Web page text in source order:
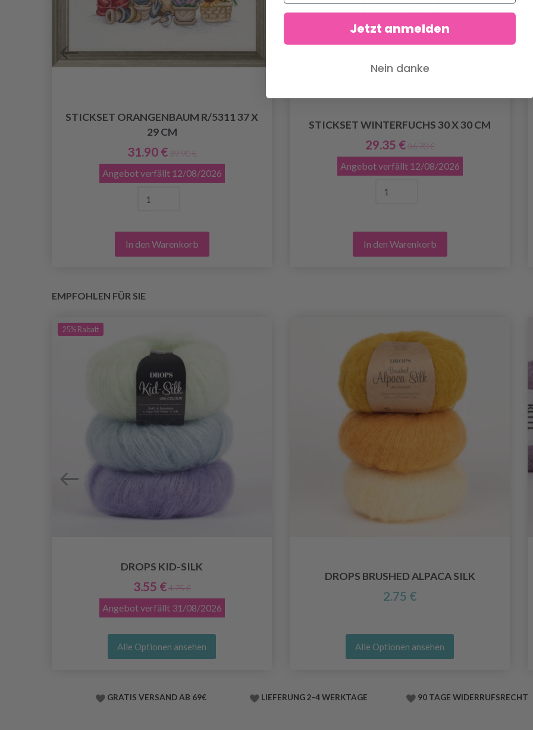
STICKSET ORANGENBAUM R/5311 37 X
29 CM
31.90 € 39.90 €
Angebot verfällt 12/08/2026
In den Warenkorb
STICKSET WINTERFUCHS 30 X 30 CM
29.35 € 36.70 €
Angebot verfällt 12/08/2026
In den Warenkorb
EMPFOHLEN FÜR SIE
25%Rabatt
DROPS KID-SILK
3.55 € 4.75 €
Angebot verfällt 31/08/2026
Alle Optionen ansehen
DROPS BRUSHED ALPACA SILK
2.75 €
Alle Optionen ansehen
GRATIS VERSAND AB 69€ LIEFERUNG 2-4 WERKTAGE 90 TAGE WIDERRUFSRECHT
Jetzt anmelden
Nein danke